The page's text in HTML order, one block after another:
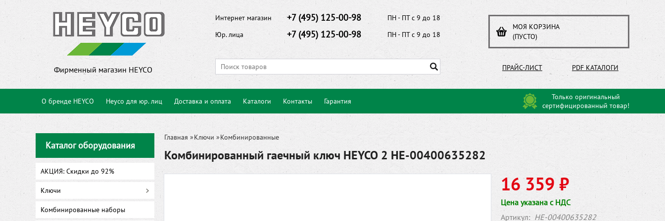
Фирменный магазин HEYCO
Интернет магазин +7 (495) 125-00-98
ПН - ПТ с 9 до 18
Юр. лица
+7 (495) 125-00-98 ПН - ПТ с 9 до 18
МОЯ КОРЗИНА
(ПУСТО)
ПРАЙС-ЛИСТ PDF КАТАЛОГИ
О бренде HEYCO Heyco для юр. лиц Доставка и оплата Каталоги Контакты Гарантия
Только оригинальный
сертифицированный товар!
Каталог оборудования
АКЦИЯ: Скидки до 92%
Ключи
Комбинированные наборы
Главная »Ключи »Комбинированные
Комбинированный гаечный ключ HEYCO 2 HE-00400635282
16 359 ₽
Цена указана с НДС
Артикул: HE-00400635282